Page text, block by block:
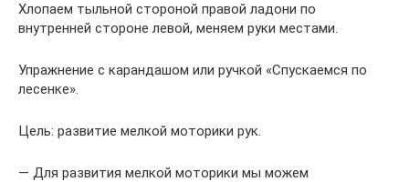
Хлопаем тыльной стороной правой ладони по
внутренней стороне левой, меняем руки местами.
Упражнение с карандашом или ручкой «Спускаемся по
лесенке».
Цель: развитие мелкой моторики рук.
— Для развития мелкой моторики мы можем